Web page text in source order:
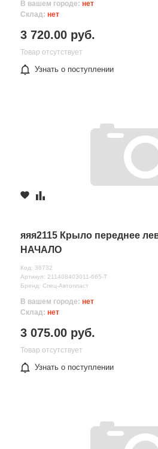
В вашем городе: нет
Склад: нет
3 720.00 руб.
Товар отсутствует
Узнать о поступлении
яяя2115 Крыло переднее
НАЧАЛО
Код: 36732
Артикул: 211408403011-665-T
Бренд: Спец-Автопласт
В вашем городе: нет
Склад: нет
3 075.00 руб.
Товар отсутствует
Узнать о поступлении